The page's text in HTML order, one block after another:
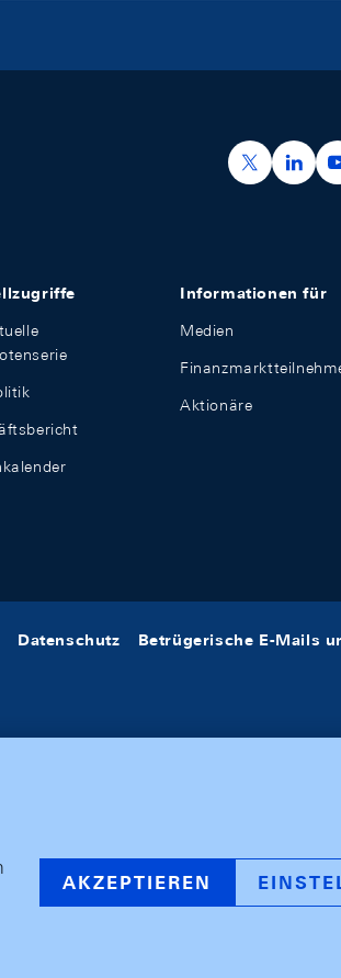
https://
Informationen für
Medien
Aktionäre
Datenschutz Betrügerische E-Mails
AKZEPTIEREN